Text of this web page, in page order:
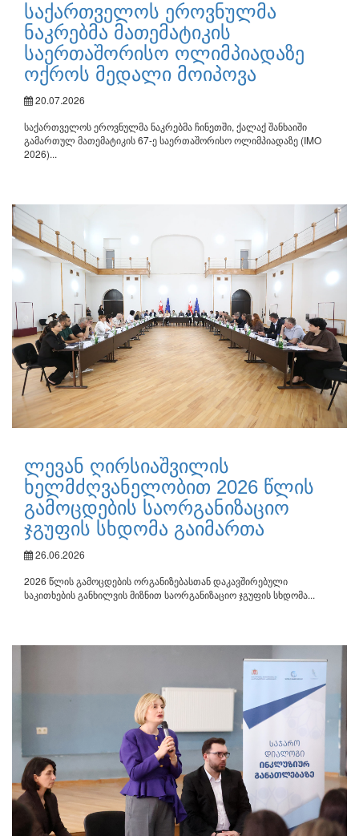
საქართველოს ეროვნულმა
ნაკრებმა მათემატიკის
საერთაშორისო ოლიმპიადაზე
ოქროს მედალი მოიპოვა
20.07.2026
საქართველოს ეროვნულმა ნაკრებმა ჩინეთში, ქალაქ შანხაიში
გამართულ მათემატიკის 67-ე საერთაშორისო ოლიმპიადაზე (IMO
2026)...
ლევან ღირსიაშვილის
ხელმძღვანელობით 2026 წლის
გამოცდების საორგანიზაციო
ჯგუფის სხდომა გაიმართა
26.06.2026
2026 წლის გამოცდების ორგანიზებასთან დაკავშირებული
საკითხების განხილვის მიზნით საორგანიზაციო ჯგუფის სხდომა...